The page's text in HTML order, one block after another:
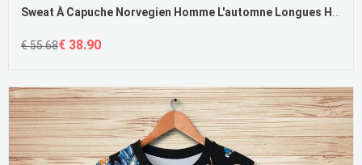
Sweat À Capuche Norvegien Homme L'automne Longues Hiver Abstrait Tendance Pas Cher
€ 55.68€ 38.90